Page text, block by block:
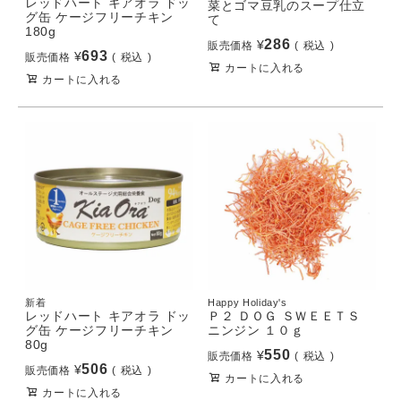
グ缶 ケージフリーチキン
180g
販売価格 ¥693
税込
カートに入れる
菜とゴマ豆乳のスープ仕立
て
販売価格 ¥286
税込
カートに入れる
新着
レッドハート キアオラ ドッ
グ缶 ケージフリーチキン
80g
販売価格 ¥506
税込
カートに入れる
Happy Holiday's
Ｐ２ ＤＯＧ ＳＷＥＥＴＳ
ニンジン １０ｇ
販売価格 ¥550
税込
カートに入れる